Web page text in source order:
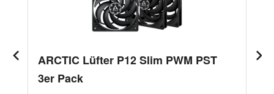
ARCTIC Lüfter P12 Slim PWM PST
3er Pack